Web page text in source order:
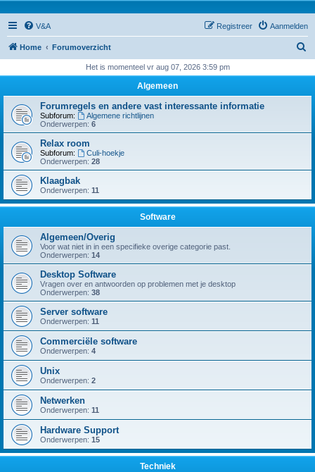
V&A Aanmelden
Registreer
Home Forumoverzicht
k
Het is momenteel vr aug 07, 2026 3:59 pm
Algemeen
Forumregels en andere vast interessante informatie
Subforum:
Algemene richtlijnen
Onderwerpen: 6
Relax room
Subforum:
Culi-hoekje
Onderwerpen: 28
Klaagbak
Onderwerpen: 11
Software
Algemeen/Overig
Voor wat niet in in een specifieke overige categorie past.
Onderwerpen: 14
Desktop Software
Vragen over en antwoorden op problemen met je desktop
Onderwerpen: 38
Server software
Onderwerpen: 11
Commerciële software
Onderwerpen: 4
Unix
Onderwerpen: 2
Netwerken
Onderwerpen: 11
Hardware Support
Onderwerpen: 15
Techniek